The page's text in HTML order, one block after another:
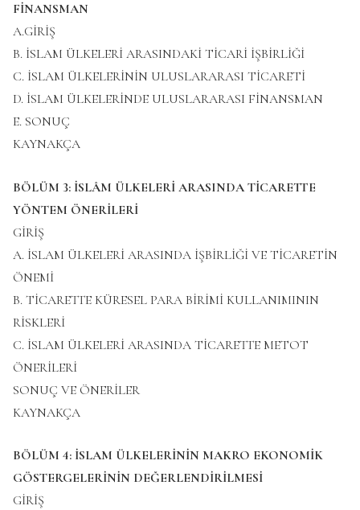
FİNANSMAN
A.GİRİŞ
B. İSLAM ÜLKELERİ ARASINDAKİ TİCARİ İŞBİRLİĞİ
C. İSLAM ÜLKELERİNİN ULUSLARARASI TİCARETİ
D. İSLAM ÜLKELERİNDE ULUSLARARASI FİNANSMAN
E. SONUÇ
KAYNAKÇA
BÖLÜM 3: İSLÂM ÜLKELERİ ARASINDA TİCARETTE
YÖNTEM ÖNERİLERİ
GİRİŞ
A. İSLAM ÜLKELERİ ARASINDA İŞBİRLİĞİ VE TİCARETİN
ÖNEMİ
B. TİCARETTE KÜRESEL PARA BİRİMİ KULLANIMININ
RİSKLERİ
C. İSLAM ÜLKELERİ ARASINDA TİCARETTE METOT
ÖNERİLERİ
SONUÇ VE ÖNERİLER
KAYNAKÇA
BÖLÜM 4: İSLAM ÜLKELERİNİN MAKRO EKONOMİK
GÖSTERGELERİNİN DEĞERLENDİRİLMESİ
GİRİŞ